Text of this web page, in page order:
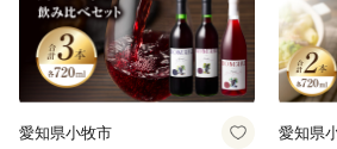
飯舘村はこれからも、『 明日が待
な、ワクワクする楽しいふるさと
頑張ります。
飯舘村をぜひ応援してください！
支援をお待ちしております。
愛知県小牧市 愛知県